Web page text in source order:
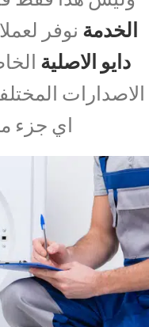
الخدمة نوفر
دايو الاصلية
الاصدارات
اي جزء